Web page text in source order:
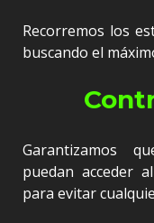
Recorremos los
buscando el
Garantizamos
puedan acceder
para evitar